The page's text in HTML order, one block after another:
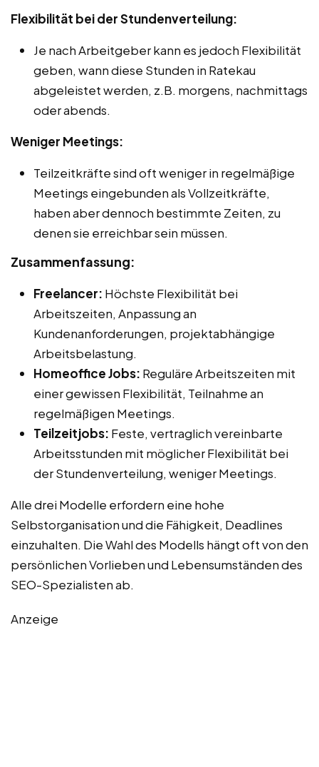
Flexibilität bei der Stundenverteilung:
Je nach Arbeitgeber kann es jedoch Flexibilität
geben, wann diese Stunden in Ratekau
abgeleistet werden, z.B. morgens, nachmittags
oder abends.
Weniger Meetings:
Teilzeitkräfte sind oft weniger in regelmäßige
Meetings eingebunden als Vollzeitkräfte,
haben aber dennoch bestimmte Zeiten, zu
denen sie erreichbar sein müssen.
Zusammenfassung:
Freelancer: Höchste Flexibilität bei
Arbeitszeiten, Anpassung an
Kundenanforderungen, projektabhängige
Arbeitsbelastung.
Homeoffice Jobs: Reguläre Arbeitszeiten mit
einer gewissen Flexibilität, Teilnahme an
regelmäßigen Meetings.
Teilzeitjobs: Feste, vertraglich vereinbarte
Arbeitsstunden mit möglicher Flexibilität bei
der Stundenverteilung, weniger Meetings.
Alle drei Modelle erfordern eine hohe
Selbstorganisation und die Fähigkeit, Deadlines
einzuhalten. Die Wahl des Modells hängt oft von den
persönlichen Vorlieben und Lebensumständen des
SEO-Spezialisten ab.
Anzeige